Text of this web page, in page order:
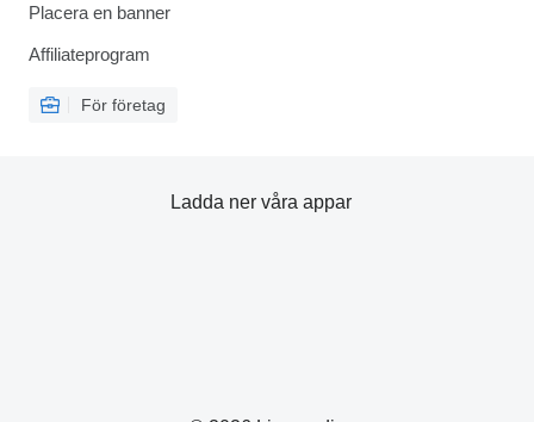
Placera en banner
Affiliateprogram
För företag
Ladda ner våra appar